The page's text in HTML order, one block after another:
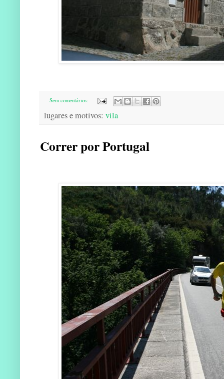
Sem comentários:
lugares e motivos: vila
Correr por Portugal